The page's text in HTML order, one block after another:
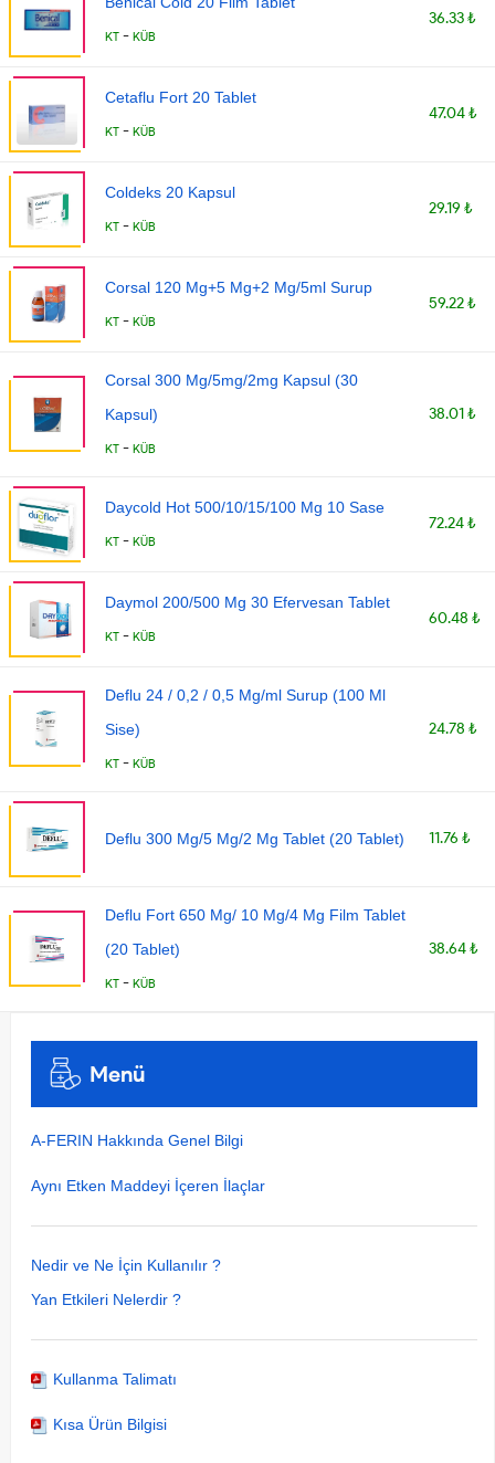
KT - KÜB
36.33 ₺
Cetaflu Fort 20 Tablet
KT - KÜB
47.04 ₺
Coldeks 20 Kapsul
KT - KÜB
29.19 ₺
Corsal 120 Mg+5 Mg+2 Mg/5ml Surup
KT - KÜB
59.22 ₺
Corsal 300 Mg/5mg/2mg Kapsul (30
Kapsul)
KT - KÜB
38.01 ₺
Daycold Hot 500/10/15/100 Mg 10 Sase
KT - KÜB
72.24 ₺
Daymol 200/500 Mg 30 Efervesan Tablet
KT - KÜB
60.48 ₺
Deflu 24 / 0,2 / 0,5 Mg/ml Surup (100 Ml
Sise)
KT - KÜB
24.78 ₺
Deflu 300 Mg/5 Mg/2 Mg Tablet (20 Tablet) 11.76 ₺
Deflu Fort 650 Mg/ 10 Mg/4 Mg Film Tablet
(20 Tablet)
KT - KÜB
38.64 ₺
Menü
A-FERIN Hakkında Genel Bilgi
Aynı Etken Maddeyi İçeren İlaçlar
Nedir ve Ne İçin Kullanılır ?
Yan Etkileri Nelerdir ?
Kullanma Talimatı
Kısa Ürün Bilgisi